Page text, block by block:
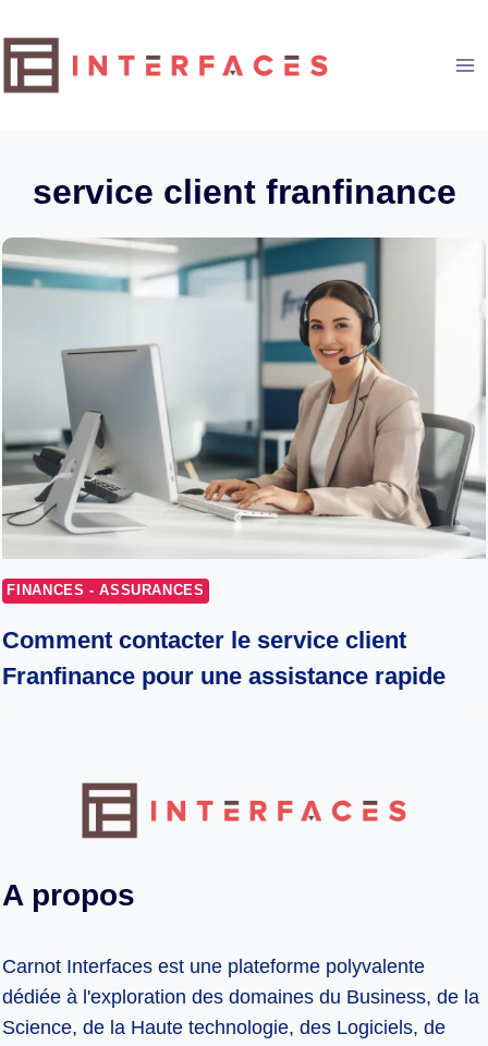
au
contenu
service client franfinance
FINANCES - ASSURANCES
Comment contacter le service client
Franfinance pour une assistance rapide
A propos
Carnot Interfaces est une plateforme polyvalente
dédiée à l'exploration des domaines du Business, de la
Science, de la Haute technologie, des Logiciels, de